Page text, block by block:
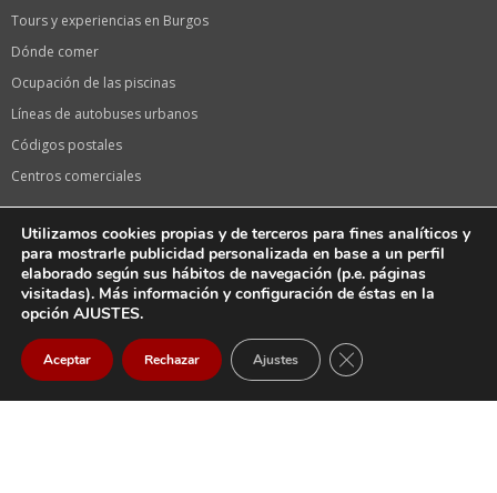
Llegar Email
Tours y experiencias en Burgos
Dónde comer
Ocupación de las piscinas
Líneas de autobuses urbanos
Códigos postales
Centros comerciales
Información de interés
Calendario laboral 2024 en Burgos
Calendario de festivos 2024 en Castilla y León
Oficina de turismo
Fiestas de Burgos, Sampedros
La serie «El CID» de Amazon en Burgos
Tiendas Vodafone
Utilizamos cookies propias y de terceros para fines analíticos y
para mostrarle publicidad personalizada en base a un perfil
elaborado según sus hábitos de navegación (p.e. páginas
visitadas). Más información y configuración de éstas en la
opción AJUSTES.
Aceptar Rechazar Ajustes CERRAR EL